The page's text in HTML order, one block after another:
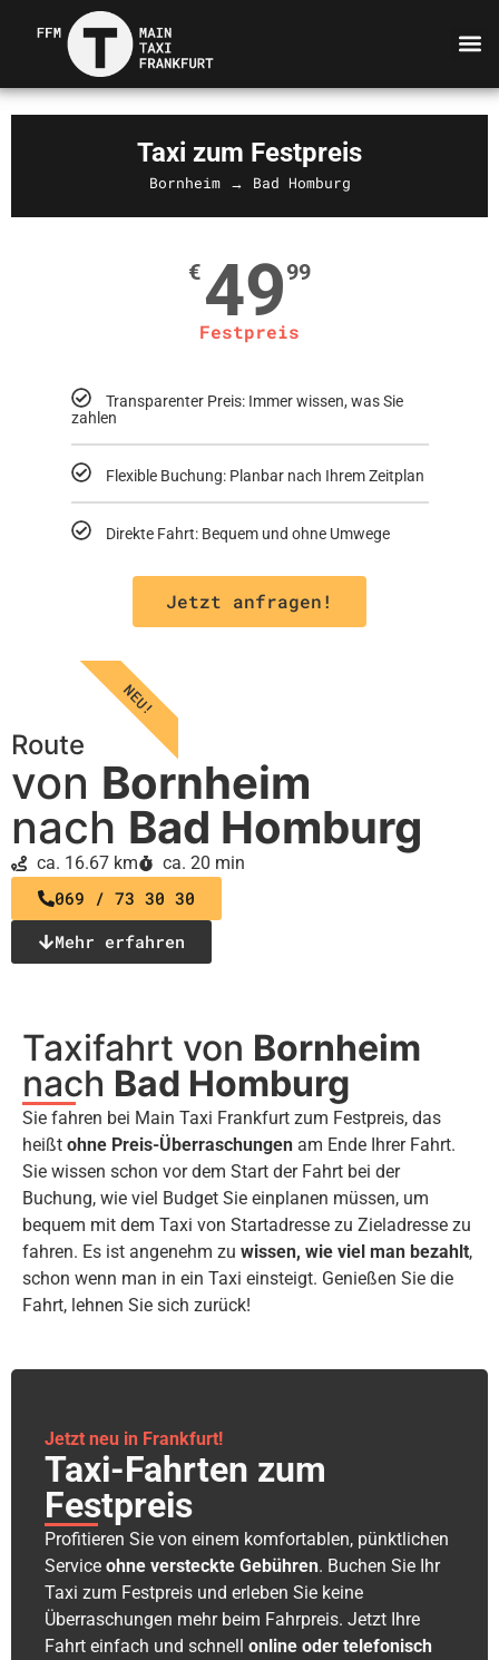
Route
von Bornheim
nach Bad Homburg
ca. 16.67 km ca. 20 min
069 / 73 30 30
Mehr erfahren
Taxi zum Festpreis
Bornheim → Bad Homburg
€ 4999
Festpreis
Transparenter Preis: Immer wissen, was Sie
zahlen
Flexible Buchung: Planbar nach Ihrem Zeitplan
Direkte Fahrt: Bequem und ohne Umwege
Jetzt anfragen!
NEU!
Taxifahrt von Bornheim
nach Bad Homburg
Sie fahren bei Main Taxi Frankfurt zum Festpreis, das
heißt ohne Preis-Überraschungen am Ende Ihrer Fahrt.
Sie wissen schon vor dem Start der Fahrt bei der
Buchung, wie viel Budget Sie einplanen müssen, um
bequem mit dem Taxi von Startadresse zu Zieladresse zu
fahren. Es ist angenehm zu wissen, wie viel man bezahlt,
schon wenn man in ein Taxi einsteigt. Genießen Sie die
Fahrt, lehnen Sie sich zurück!
Jetzt neu in Frankfurt!
Taxi-Fahrten zum
Festpreis
Profitieren Sie von einem komfortablen, pünktlichen
Service ohne versteckte Gebühren. Buchen Sie Ihr
Taxi zum Festpreis und erleben Sie keine
Überraschungen mehr beim Fahrpreis. Jetzt Ihre
Fahrt einfach und schnell online oder telefonisch